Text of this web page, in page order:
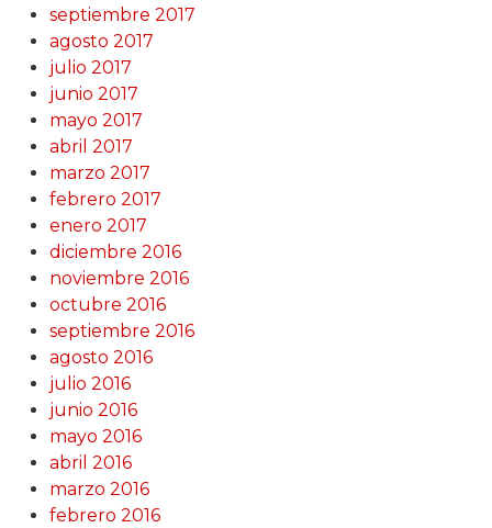
septiembre 2017
agosto 2017
julio 2017
junio 2017
mayo 2017
abril 2017
marzo 2017
febrero 2017
enero 2017
diciembre 2016
noviembre 2016
octubre 2016
septiembre 2016
agosto 2016
julio 2016
junio 2016
mayo 2016
abril 2016
marzo 2016
febrero 2016